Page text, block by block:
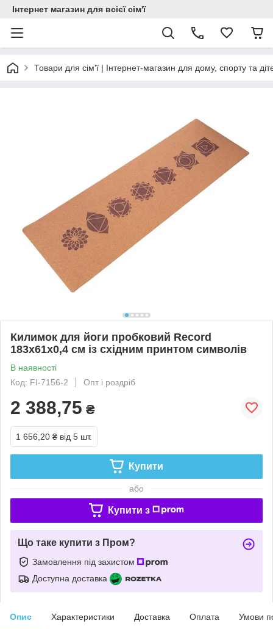
Інтернет магазин для всієї сім'ї
Товари для сім'ї | Інтернет-магазин для дому, спорту та
Килимок для йоги пробковий Record
183x61x0,4 см із східним принтом символів
В наявності
Код: FI-7156-2
Опт і роздріб
2 388,75 ₴
1 656,20 ₴ від 5 шт.
Купити
або
Купити з
Що таке купити з Пром?
Замовлення під захистом
Доступна доставка
Опис Характеристики Доставка Оплата Умови